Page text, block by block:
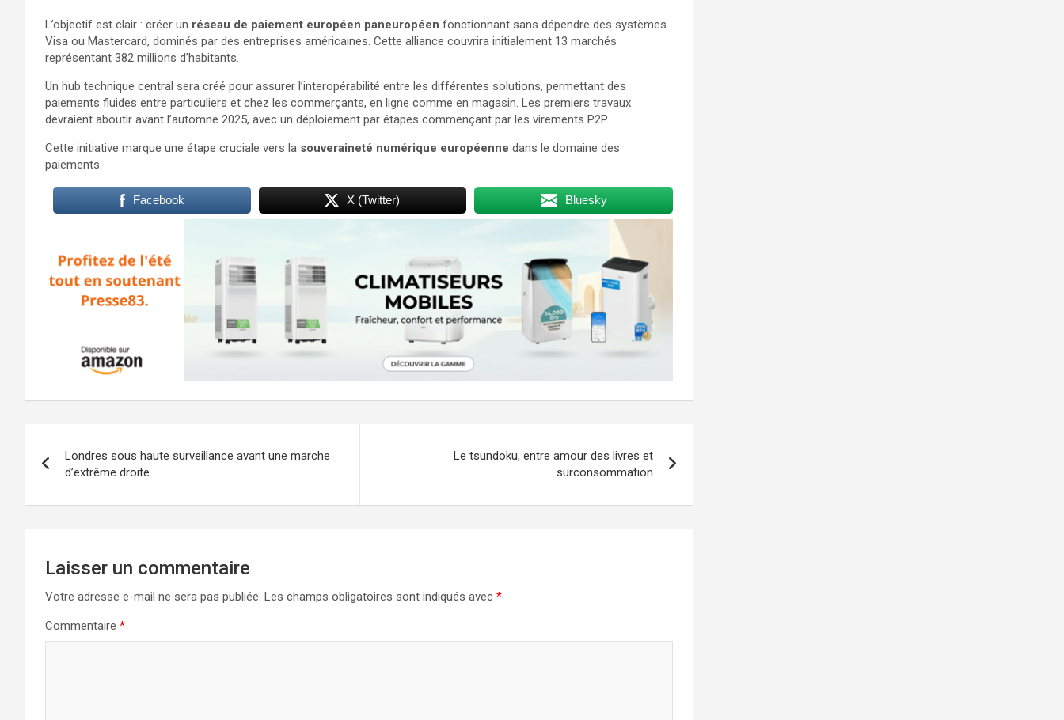
L’objectif est clair : créer un réseau de paiement européen paneuropéen fonctionnant sans dépendre des systèmes
Visa ou Mastercard, dominés par des entreprises américaines. Cette alliance couvrira initialement 13 marchés
représentant 382 millions d’habitants.
Un hub technique central sera créé pour assurer l’interopérabilité entre les différentes solutions, permettant des
paiements fluides entre particuliers et chez les commerçants, en ligne comme en magasin. Les premiers travaux
devraient aboutir avant l’automne 2025, avec un déploiement par étapes commençant par les virements P2P.
Cette initiative marque une étape cruciale vers la souveraineté numérique européenne dans le domaine des
paiements.
Facebook X (Twitter) Bluesky
de
l’article
Londres sous haute surveillance avant une marche
d’extrême droite
Le tsundoku, entre amour des livres et
surconsommation
Laisser un commentaire
Votre adresse e-mail ne sera pas publiée. Les champs obligatoires sont indiqués avec *
Commentaire *